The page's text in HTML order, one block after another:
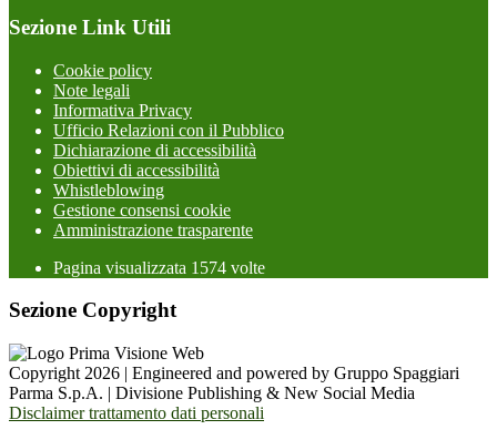
Sezione Link Utili
Cookie policy
Note legali
Informativa Privacy
Ufficio Relazioni con il Pubblico
Dichiarazione di accessibilità
Obiettivi di accessibilità
Whistleblowing
Gestione consensi cookie
Amministrazione trasparente
Pagina visualizzata 1574 volte
Sezione Copyright
Copyright 2026 | Engineered and powered by Gruppo Spaggiari
Parma S.p.A. | Divisione Publishing & New Social Media
Disclaimer trattamento dati personali